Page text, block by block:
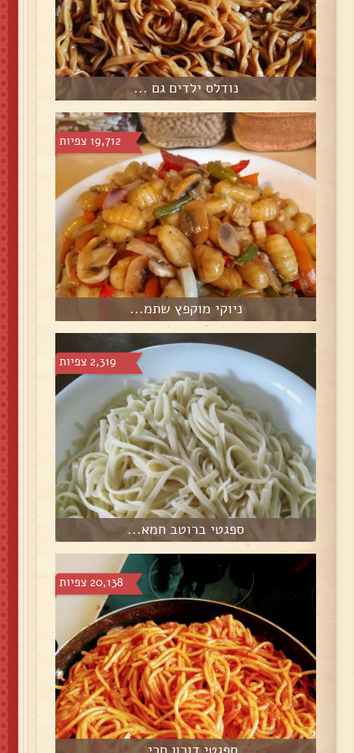
נודלס ילדים גם ...
19,712 צפיות
ניוקי מוקפץ שתמ...
2,319 צפיות
ספגטי ברוטב חמא...
20,138 צפיות